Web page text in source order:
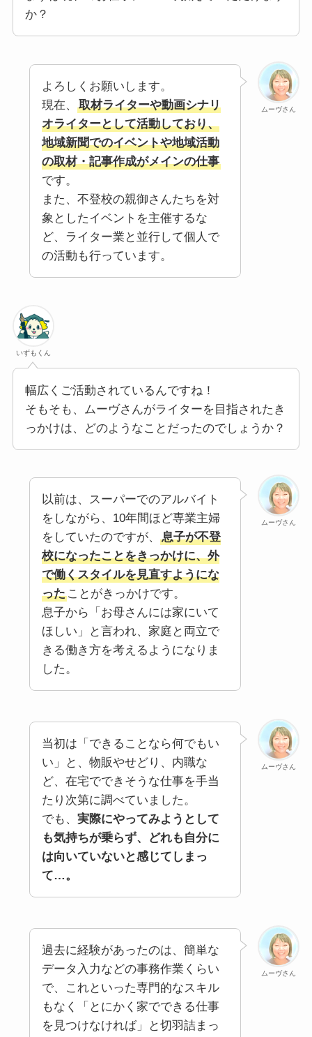
か？
ムーヴさん
よろしくお願いします。
現在、
取材ライターや動画シナリ
オライターとして活動しており、
地域新聞でのイベントや地域活動
の取材・記事作成がメインの仕事
です。
また、不登校の親御さんたちを対
象としたイベントを主催するな
ど、ライター業と並行して個人で
の活動も行っています。
いずもくん
幅広くご活動されているんですね！
そもそも、ムーヴさんがライターを目指されたき
っかけは、どのようなことだったのでしょうか？
ムーヴさん
以前は、スーパーでのアルバイト
をしながら、10年間ほど専業主婦
をしていたのですが、
息子が不登
校になったことをきっかけに、外
で働くスタイルを見直すようにな
ったことがきっかけです。
息子から「お母さんには家にいて
ほしい」と言われ、家庭と両立で
きる働き方を考えるようになりま
した。
ムーヴさん
当初は「できることなら何でもい
い」と、物販やせどり、内職な
ど、在宅でできそうな仕事を手当
たり次第に調べていました。
でも、 実際にやってみようとして
も気持ちが乗らず、どれも自分に
は向いていないと感じてしまっ
て…。
ムーヴさん
過去に経験があったのは、簡単な
データ入力などの事務作業くらい
で、これといった専門的なスキル
もなく「とにかく家でできる仕事
を見つけなければ」と切羽詰まっ